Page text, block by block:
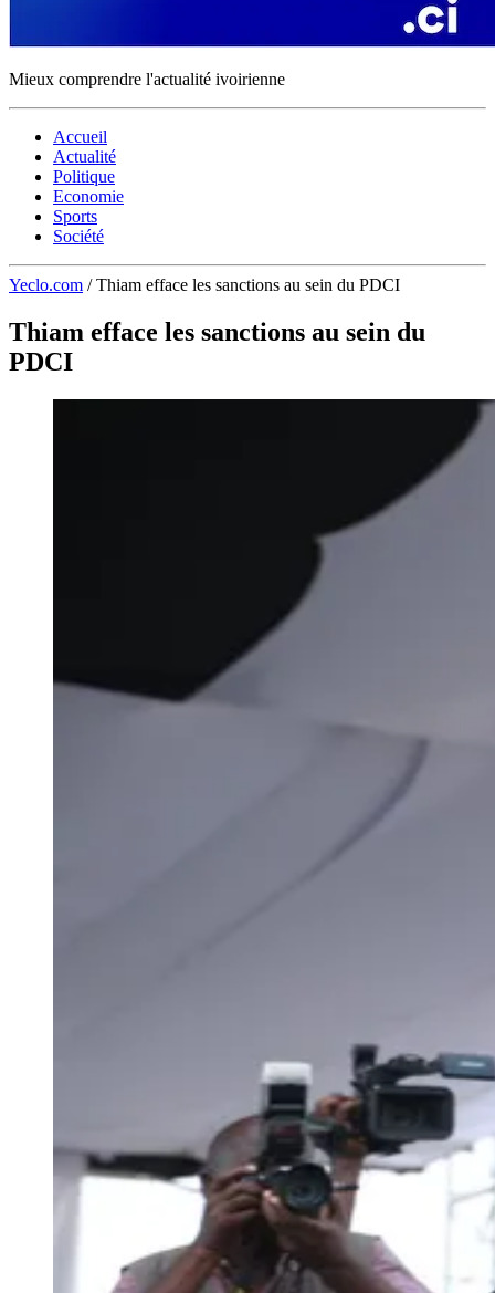
Mieux comprendre l'actualité ivoirienne
Accueil
Actualité
Politique
Economie
Sports
Société
Yeclo.com / Thiam efface les sanctions au sein du PDCI
Thiam efface les sanctions au sein du
PDCI